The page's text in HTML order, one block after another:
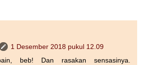
1 Desember 2018 pukul 12.09
beb! Dan rasakan sensasinya.